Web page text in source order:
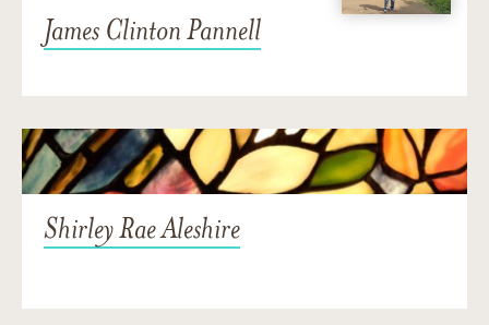
James Clinton Pannell
Shirley Rae Aleshire